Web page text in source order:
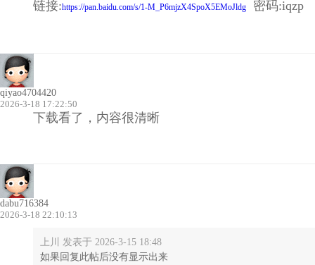
链接:https://pan.baidu.com/s/1-M_P6mjzX4SpoX5EMoJldg 密码:iqzp
qiyao4704420
2026-3-18 17:22:50
下载看了，内容很清晰
dabu716384
2026-3-18 22:10:13
上川 发表于 2026-3-15 18:48
如果回复此帖后没有显示出来